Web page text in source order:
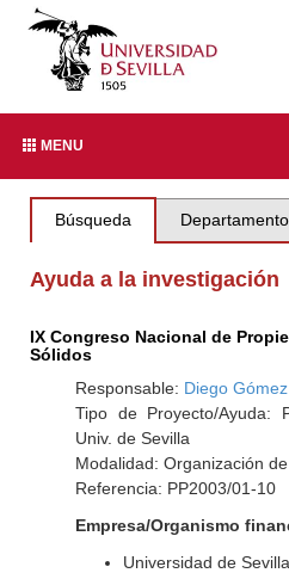
MENU
Búsqueda
Ayuda a la investigación
IX Congreso Nacional de
Sólidos
Responsable: Diego
Tipo de Proyecto/Ayuda:
Univ. de Sevilla
Modalidad: Organización
Referencia: PP2003/01-10
Empresa/Organismo
Universidad de Sevilla